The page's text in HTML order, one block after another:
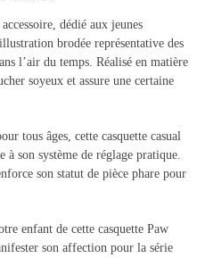
dédié aux jeunes
brodée représentative des
l’air du temps. Réalisé en matière
soyeux et assure une certaine
tous âges, cette casquette casual
à son système de réglage pratique.
son statut de pièce phare pour
enfant de cette casquette Paw
son affection pour la série